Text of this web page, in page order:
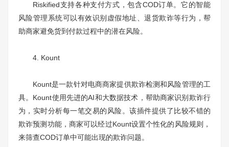
Riskified支持各种支付方式，包含COD订单。它的智能
风险管理系统可以有效识别虚假地址、退货欺诈等行为，帮
助商家避免货到付款过程中的潜在风险。
4. Kount
Kount是一款针对电商商家提供欺诈检测和风险管理的工
具。Kount使用先进的AI和大数据技术，帮助商家识别欺诈行
为，实时分析每一笔交易的风险。该插件提供了比较不错的
欺诈预测功能，商家可以经过Kount设置个性化的风险规则，
来筛查COD订单中可能出现的欺诈问题。